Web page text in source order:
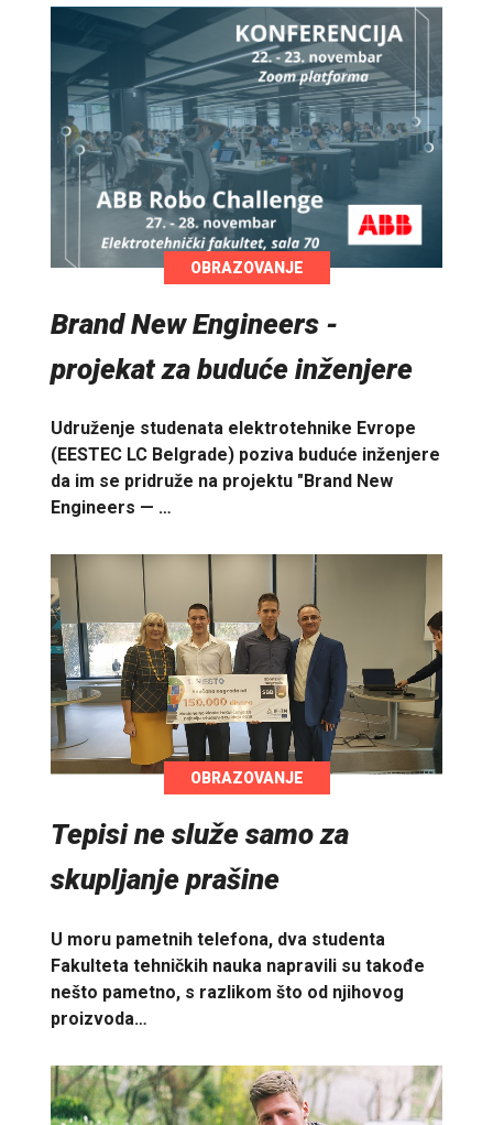
OBRAZOVANJE
Brand New Engineers -
projekat za buduće inženjere
Udruženje studenata elektrotehnike Evrope
(EESTEC LC Belgrade) poziva buduće inženjere
da im se pridruže na projektu "Brand New
Engineers — …
OBRAZOVANJE
Tepisi ne služe samo za
skupljanje prašine
U moru pametnih telefona, dva studenta
Fakulteta tehničkih nauka napravili su takođe
nešto pametno, s razlikom što od njihovog
proizvoda…